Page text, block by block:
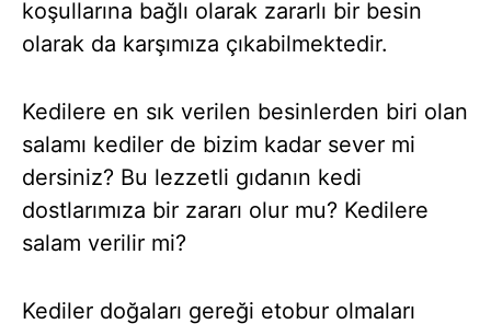
koşullarına bağlı olarak zararlı bir besin
olarak da karşımıza çıkabilmektedir.
Kedilere en sık verilen besinlerden biri olan
salamı kediler de bizim kadar sever mi
dersiniz? Bu lezzetli gıdanın kedi
dostlarımıza bir zararı olur mu? Kedilere
salam verilir mi?
Kediler doğaları gereği etobur olmaları